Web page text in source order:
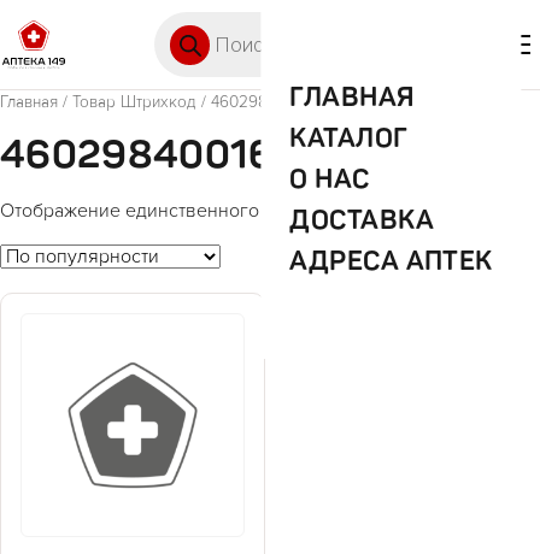
ГЛАВНАЯ
КАТАЛОГ
О НАС
ДОСТАВКА
АДРЕСА АПТЕК
Главная / Товар Штрихкод / 4602984001637
4602984001637
Отображение единственного товара